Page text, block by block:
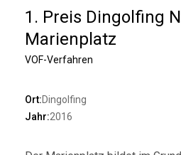
1. Preis Dingolfing
Marienplatz
VOF-Verfahren
Ort:Dingolfing
Jahr:2016